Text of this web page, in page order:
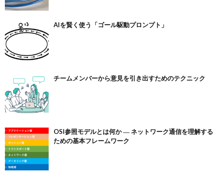
AIを賢く使う「ゴール駆動プロンプト」
チームメンバーから意見を引き出すためのテクニック
OSI参照モデルとは何か ― ネットワーク通信を理解する
ための基本フレームワーク